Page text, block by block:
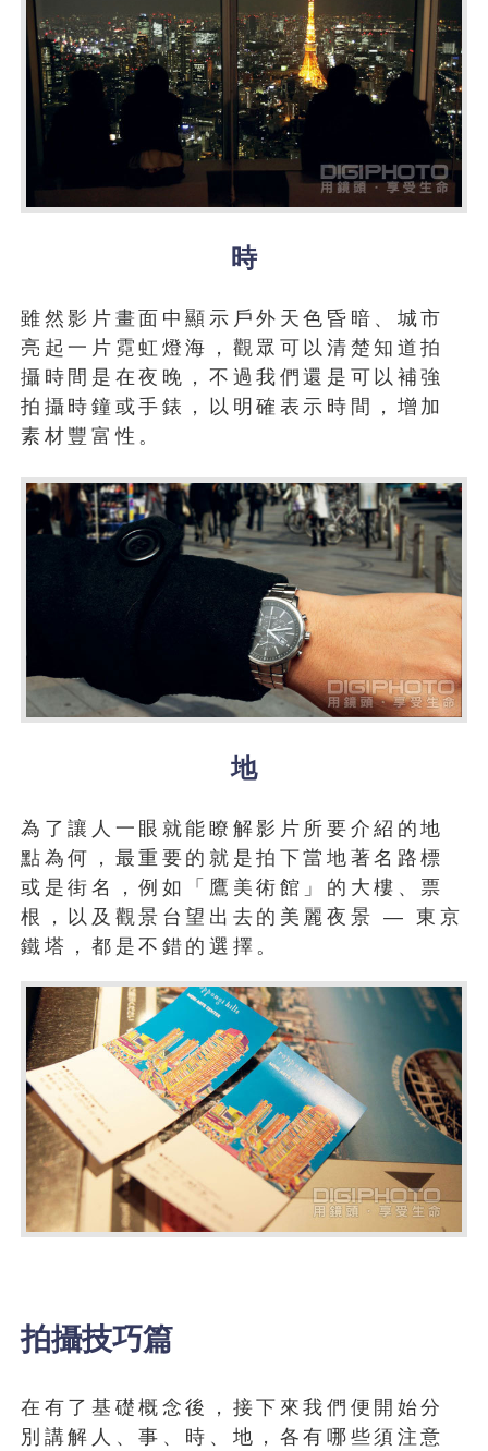
時
雖然影片畫面中顯示戶外天色昏暗、城市
亮起一片霓虹燈海，觀眾可以清楚知道拍
攝時間是在夜晚，不過我們還是可以補強
拍攝時鐘或手錶，以明確表示時間，增加
素材豐富性。
地
為了讓人一眼就能瞭解影片所要介紹的地
點為何，最重要的就是拍下當地著名路標
或是街名，例如「鷹美術館」的大樓、票
根，以及觀景台望出去的美麗夜景 — 東京
鐵塔，都是不錯的選擇。
拍攝技巧篇
在有了基礎概念後，接下來我們便開始分
別講解人、事、時、地，各有哪些須注意